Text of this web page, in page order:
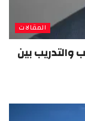
المقالات
بين